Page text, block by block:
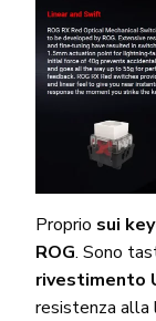
Proprio sui
ROG. Sono
rivestimento
resistenza alla